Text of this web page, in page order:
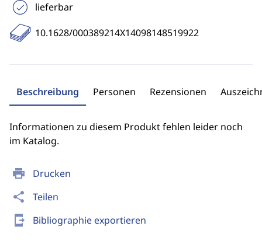
print Drucken
share Teilen
send_to_mobile Bibliographie exportieren
lieferbar
10.1628/000389214X14098148519922
Beschreibung Personen Rezensionen
Informationen zu diesem Produkt fehlen leider noch
im Katalog.